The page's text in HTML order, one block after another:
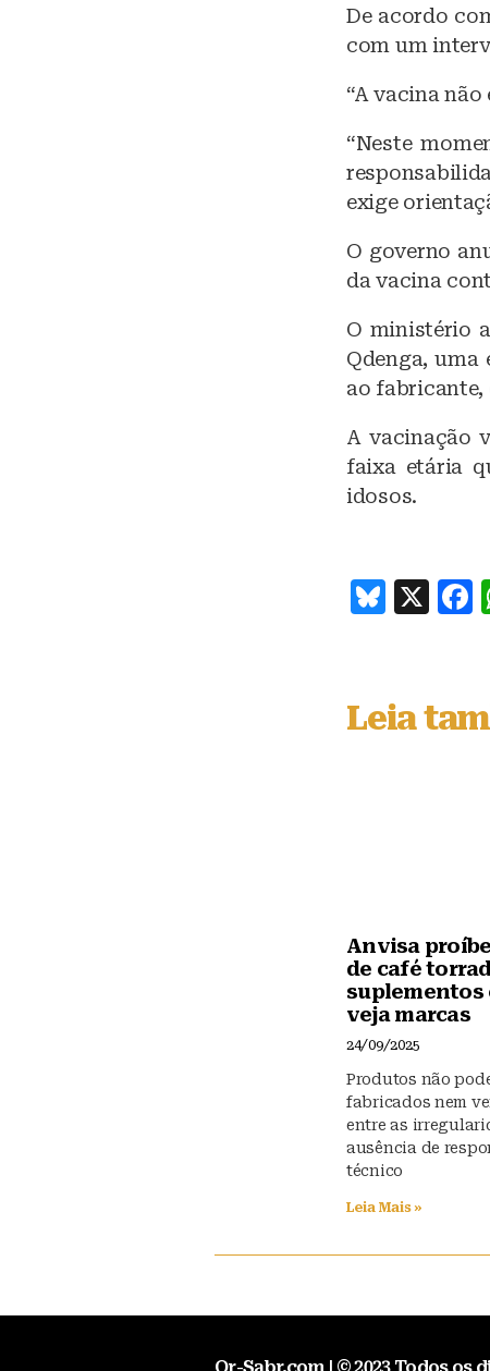
De acordo
com um
“A vacina
“Neste
exige
O governo
da vacina
O ministério
Qdenga,
ao fabricante,
A vacinação
faixa etária
idosos.
B
s
k
X
Leia
Anvisa
de café
suplementos
veja marcas
24/09/2025
Produtos não
fabricados nem
entre as
ausência de
técnico
Leia Mais »
Qr-Sabr.com | © 2023 Todos os